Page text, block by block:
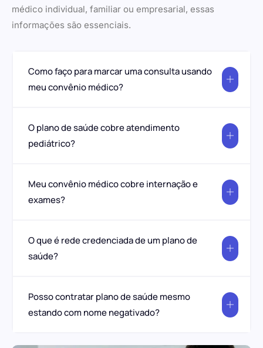
médico individual, familiar ou empresarial, essas
informações são essenciais.
Como faço para marcar uma consulta usando
meu convênio médico?
O plano de saúde cobre atendimento
pediátrico?
Meu convênio médico cobre internação e
exames?
O que é rede credenciada de um plano de
saúde?
Posso contratar plano de saúde mesmo
estando com nome negativado?